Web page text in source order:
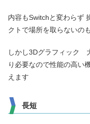
内容もSwitchと変わらず
クトで場所を取らないの
しかし3Dグラフィック
り必要なので性能の高い
えます
長短